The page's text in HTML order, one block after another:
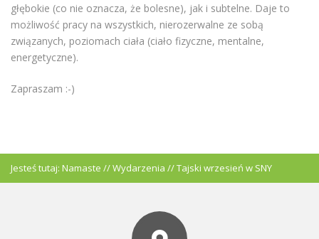
głębokie (co nie oznacza, że bolesne), jak i subtelne. Daje to
możliwość pracy na wszystkich, nierozerwalne ze sobą
związanych, poziomach ciała (ciało fizyczne, mentalne,
energetyczne).
Zapraszam :-)
Jesteś tutaj: Namaste //Wydarzenia //Tajski wrzesień w SNY